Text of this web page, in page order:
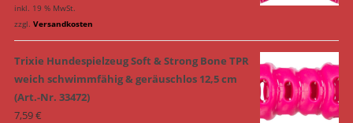
inkl. 19 % MwSt.
zzgl. Versandkosten
Trixie Hundespielzeug Soft & Strong Bone TPR
weich schwimmfähig & geräuschlos 12,5 cm
(Art.-Nr. 33472)
7,59€